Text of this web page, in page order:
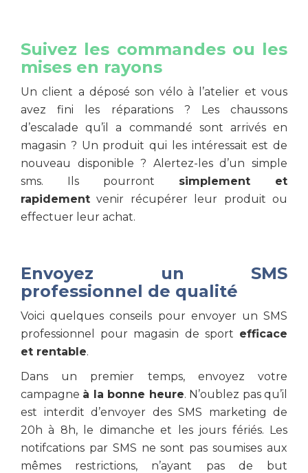
Suivez les commandes ou les
mises en rayons
Un client a déposé son vélo à l’atelier et vous
avez fini les réparations ? Les chaussons
d’escalade qu’il a commandé sont arrivés en
magasin ? Un produit qui les intéressait est de
nouveau disponible ? Alertez-les d’un simple
sms. Ils pourront simplement et
rapidement venir récupérer leur produit ou
effectuer leur achat.
Envoyez un SMS
professionnel de qualité
Voici quelques conseils pour envoyer un SMS
professionnel pour magasin de sport efficace
et rentable.
Dans un premier temps, envoyez votre
campagne à la bonne heure. N’oublez pas qu’il
est interdit d’envoyer des SMS marketing de
20h à 8h, le dimanche et les jours fériés. Les
notifcations par SMS ne sont pas soumises aux
mêmes restrictions, n’ayant pas de but